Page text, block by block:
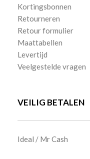
Kortingsbonnen
Retourneren
Retour formulier
Maattabellen
Levertijd
Veelgestelde vragen
VEILIG BETALEN
Ideal / Mr Cash